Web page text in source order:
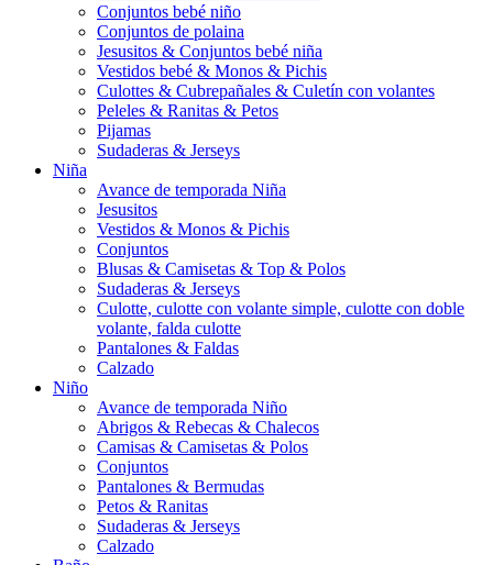
Conjuntos bebé niño
Conjuntos de polaina
Jesusitos & Conjuntos bebé niña
Vestidos bebé & Monos & Pichis
Culottes & Cubrepañales & Culetín con volantes
Peleles & Ranitas & Petos
Pijamas
Sudaderas & Jerseys
Niña
Avance de temporada Niña
Jesusitos
Vestidos & Monos & Pichis
Conjuntos
Blusas & Camisetas & Top & Polos
Sudaderas & Jerseys
Culotte, culotte con volante simple, culotte con doble
volante, falda culotte
Pantalones & Faldas
Calzado
Niño
Avance de temporada Niño
Abrigos & Rebecas & Chalecos
Camisas & Camisetas & Polos
Conjuntos
Pantalones & Bermudas
Petos & Ranitas
Sudaderas & Jerseys
Calzado